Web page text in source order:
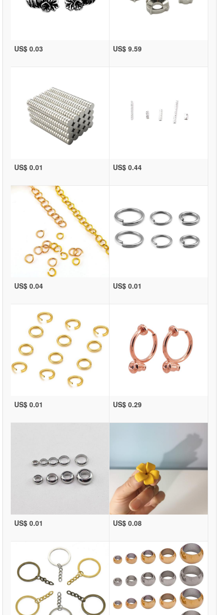
US$ 0.03 US$ 9.59
US$ 0.01 US$ 0.44
US$ 0.04 US$ 0.01
US$ 0.01 US$ 0.29
US$ 0.01 US$ 0.08